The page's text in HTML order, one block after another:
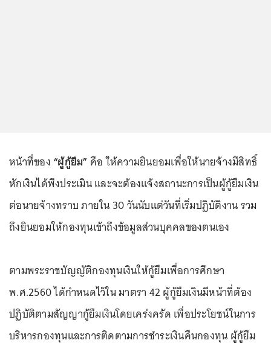
หน้าที่ของ “ผู้กู้ยืม” คือ ให้ความยินยอมเพื่อให้นายจ้างมีสิทธิ์
หักเงินได้พึงประเมิน และจะต้องแจ้งสถานะการเป็นผู้กู้ยืมเงิน
ต่อนายจ้างทราบ ภายใน 30 วันนับแต่วันที่เริ่มปฏิบัติงาน รวม
ถึงยินยอมให้กองทุนเข้าถึงข้อมูลส่วนบุคคลของตนเอง
ตามพระราชบัญญัติกองทุนเงินให้กู้ยืมเพื่อการศึกษา
พ.ศ.2560 ได้กำหนดไว้ใน มาตรา 42 ผู้กู้ยืมเงินมีหน้าที่ต้อง
ปฏิบัติตามสัญญากู้ยืมเงินโดยเคร่งครัด เพื่อประโยชน์ในการ
บริหารกองทุนและการติดตามการชำระเงินคืนกองทุน ผู้กู้ยืม